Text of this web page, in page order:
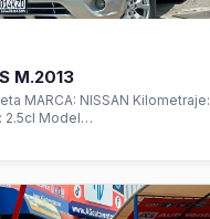
M.2013
MARCA: NISSAN Kilometraje:
2.5cl Model…